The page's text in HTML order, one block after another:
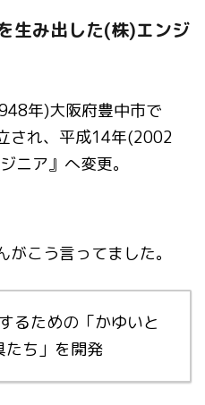
生み出した(株)エンジ
年)大阪府豊中市で
され、平成14年(2002
ニア』へ変更。
こう言ってました。
るための「かゆいと
たち」を開発